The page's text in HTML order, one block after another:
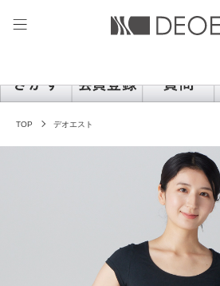
TOP デオエスト